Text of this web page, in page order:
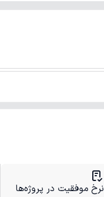
نرخ موفقیت در پروژه‌ها